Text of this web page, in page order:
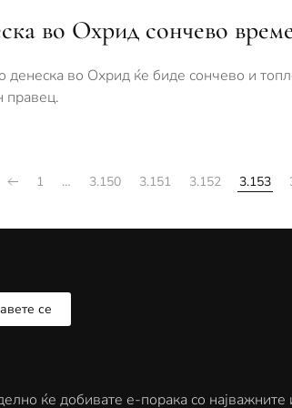
во Охрид сончево
денеска во Охрид ќе биде сончево и
правец.
1 … 3.150 3.151 3.152 3.153
се
ќе добивате е-порака со